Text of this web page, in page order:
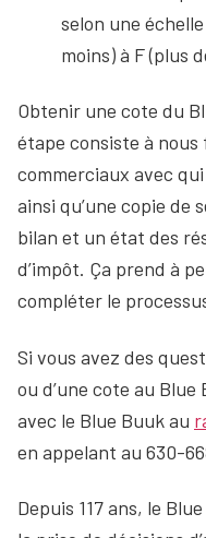
selon une
moins) à F (plus
Obtenir une cote du
étape consiste à
commerciaux avec
ainsi qu’une copie de
bilan et un état des
d’impôt. Ça prend à
compléter le
Si vous avez des
ou d’une cote au
avec le Blue Buuk au
en appelant au 630-
Depuis 117 ans, le